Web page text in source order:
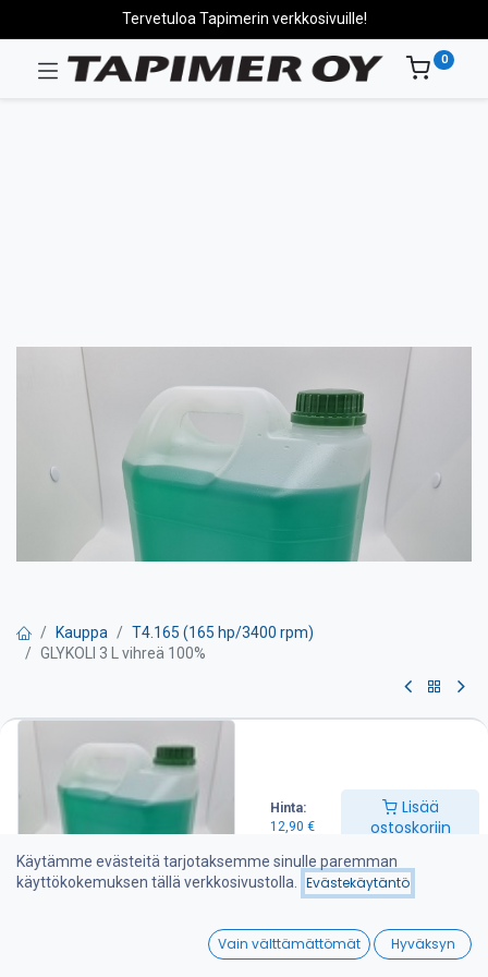
Hinta:
12,90 €
Lisää
ostoskoriin
Wishlist
Tervetuloa Tapimerin verkkosivuille!
0
Kauppa
T4.165 (165 hp/3400 rpm)
GLYKOLI 3 L vihreä 100%
GLYKOLI 3 L vihreä 100%
3 L laimentamaton jäähdytinneste erityisesti vanhempiin bensiini
ja diesel moottoreiden jäähdytyjärjestelmiin.
Täyttää BS6580:1992- standardin vaatimukset. Sisältää
inhibiittejä ruostumista ja vaahtoamista vastaan.
Sekoitetaan suhteessa 1:1 jolloin pakkasenkestävyys on -36°C.
Käytämme evästeitä tarjotaksemme sinulle paremman
käyttökokemuksen tällä verkkosivustolla.
Evästekäytäntö
Vain välttämättömät Hyväksyn